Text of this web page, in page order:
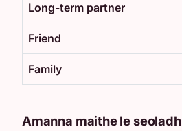
Long-term partner
Friend
Family
Amanna maithe le seoladh